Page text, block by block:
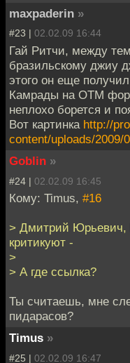
maxpaderin »
#23 | 02.02.09 16:44
Гай Ритчи, между
бразильскому джиу
этого он еще
Камрады на ОТМ
неплохо борется и
Вот картинка http://
content/uploads/2009/
Goblin »
#24 | 02.02.09 16:45
Кому: Timus, #16
> Дмитрий Юрьевич,
критикуют -
>
> А где ссылка?
Ты считаешь, мне
пидарасов?
Timus »
#25 | 02.02.09 16:47